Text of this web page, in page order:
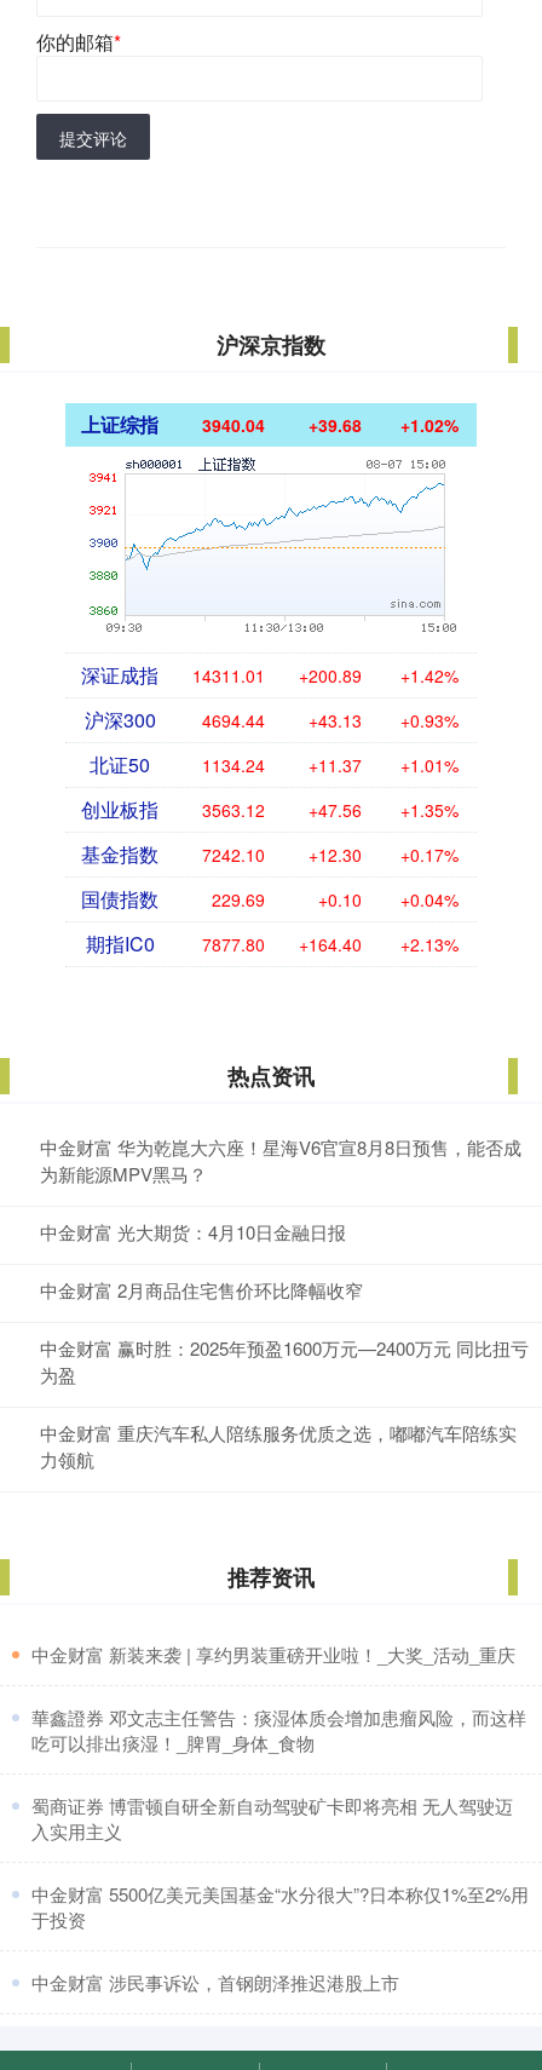
你的邮箱*
提交评论
沪深京指数
上证综指 3940.04 +39.68 +1.02%
深证成指 14311.01 +200.89 +1.42%
沪深300 4694.44 +43.13 +0.93%
北证50 1134.24 +11.37 +1.01%
创业板指 3563.12 +47.56 +1.35%
基金指数 7242.10 +12.30 +0.17%
国债指数 229.69 +0.10 +0.04%
期指IC0 7877.80 +164.40 +2.13%
热点资讯
中金财富 华为乾崑大六座！星海V6官宣8月8日预售，能否成
为新能源MPV黑马？
中金财富 光大期货：4月10日金融日报
中金财富 2月商品住宅售价环比降幅收窄
中金财富 赢时胜：2025年预盈1600万元—2400万元 同比扭亏
为盈
中金财富 重庆汽车私人陪练服务优质之选，嘟嘟汽车陪练实
力领航
推荐资讯
​中金财富 新装来袭 | 享约男装重磅开业啦！_大奖_活动_重庆
​華鑫證券 邓文志主任警告：痰湿体质会增加患瘤风险，而这样
吃可以排出痰湿！_脾胃_身体_食物
​蜀商证券 博雷顿自研全新自动驾驶矿卡即将亮相 无人驾驶迈
入实用主义
​中金财富 5500亿美元美国基金“水分很大”?日本称仅1%至2%用
于投资
​中金财富 涉民事诉讼，首钢朗泽推迟港股上市